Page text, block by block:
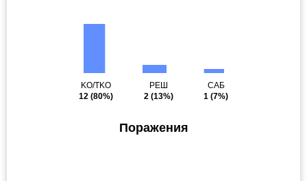
KO/TKO
12 (80%)
РЕШ
2(13%)
САБ
1 (7%)
Поражения